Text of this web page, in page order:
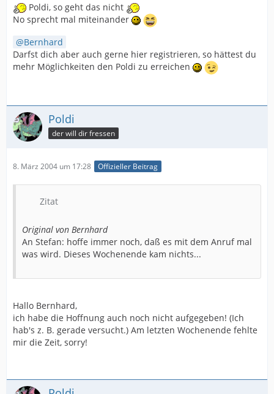
Poldi, so geht das nicht
No sprecht mal miteinander
Bernhard
Darfst dich aber auch gerne hier registrieren, so hättest du
mehr Möglichkeiten den Poldi zu erreichen
Poldi
der will dir fressen
8. März 2004 um 17:28 Offizieller Beitrag
Zitat
Original von Bernhard
An Stefan: hoffe immer noch, daß es mit dem Anruf mal
was wird. Dieses Wochenende kam nichts...
Hallo Bernhard,
ich habe die Hoffnung auch noch nicht aufgegeben! (Ich
hab's z. B. gerade versucht.) Am letzten Wochenende fehlte
mir die Zeit, sorry!